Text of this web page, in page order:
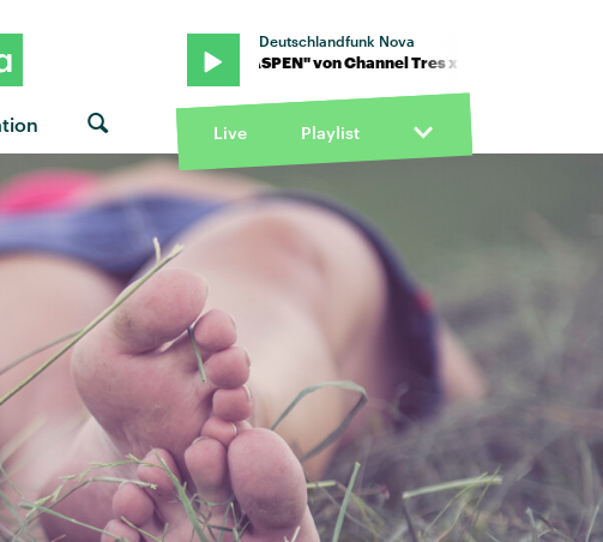
Deutschlandfunk Nova
x Toro y Moi · "ASPEN" von Channel Tres x Toro y Moi · "ASPEN" von
Live Playlist